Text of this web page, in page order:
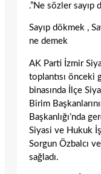
.”Ne sözler sayıp
Sayıp dökmek ,
ne demek
AK Parti İzmir
toplantısı önceki
binasında İlçe
Birim
Başkanlığı’nda
Siyasi ve Hukuk
Sorgun Özbalcı
sağladı.